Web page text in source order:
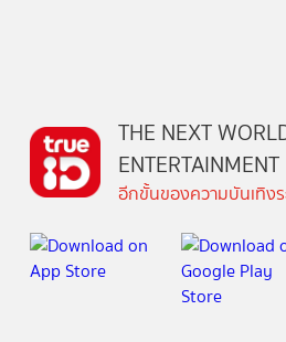
THE NEXT
ENTERTAINMENT
อีกขั้นของความบันเทิง